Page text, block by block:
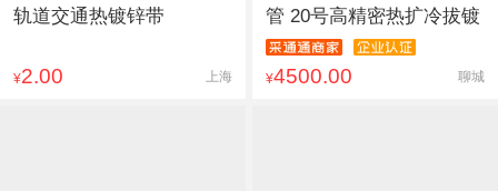
轨道交通热镀锌带
¥2.00 上海
管 20号高精密热扩冷拔镀
¥4500.00 聊城